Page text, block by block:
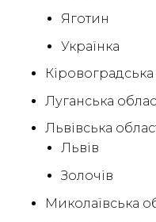
Яготин
Українка
Луганська
Львівська
Львів
Золочів
Миколаївська